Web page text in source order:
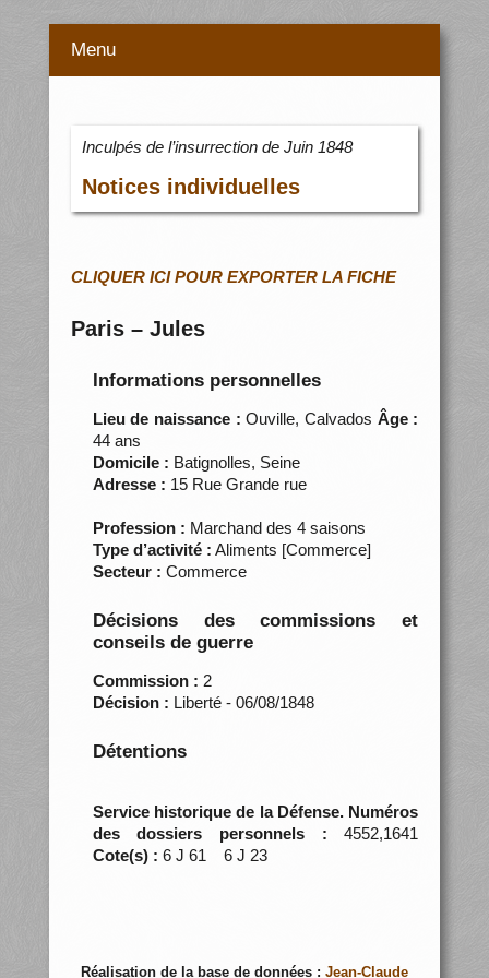
Menu
Inculpés de l’insurrection de Juin 1848
Notices individuelles
CLIQUER ICI POUR EXPORTER LA FICHE
Paris – Jules
Informations personnelles
Lieu de naissance : Ouville, Calvados Âge :
44 ans
Domicile : Batignolles, Seine
Adresse : 15 Rue Grande rue
Profession : Marchand des 4 saisons
Type d’activité : Aliments [Commerce]
Secteur : Commerce
Décisions des commissions et
conseils de guerre
Commission : 2
Décision : Liberté - 06/08/1848
Détentions
Service historique de la Défense. Numéros
des dossiers personnels :4552,1641
Cote(s) : 6 J 61 6 J 23
Réalisation de la base de données : Jean-Claude